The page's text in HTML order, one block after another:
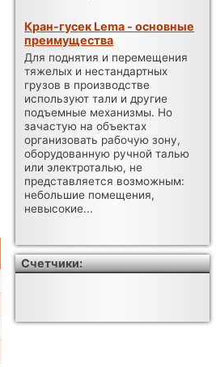
Кран-гусек Lema - основные
преимущества
Для поднятия и перемещения
тяжелых и нестандартных
грузов в производстве
используют тали и другие
подъемные механизмы. Но
зачастую на объектах
организовать рабочую зону,
оборудованную ручной талью
или электроталью, не
представляется возможным:
небольшие помещения,
невысокие...
Счетчики: